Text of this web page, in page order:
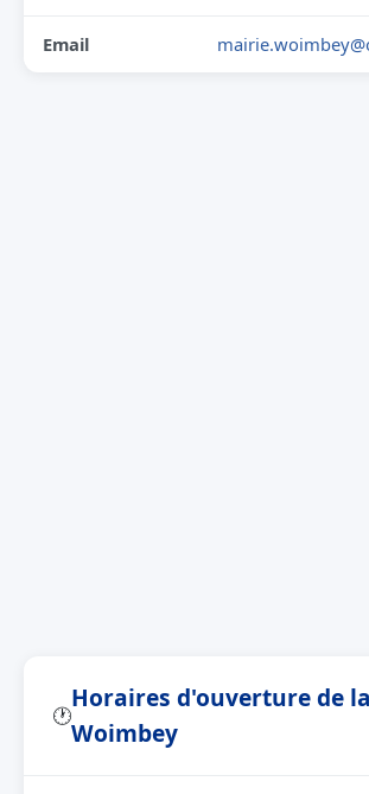
Email
🕐
Horaires d'ouverture de
Woimbey